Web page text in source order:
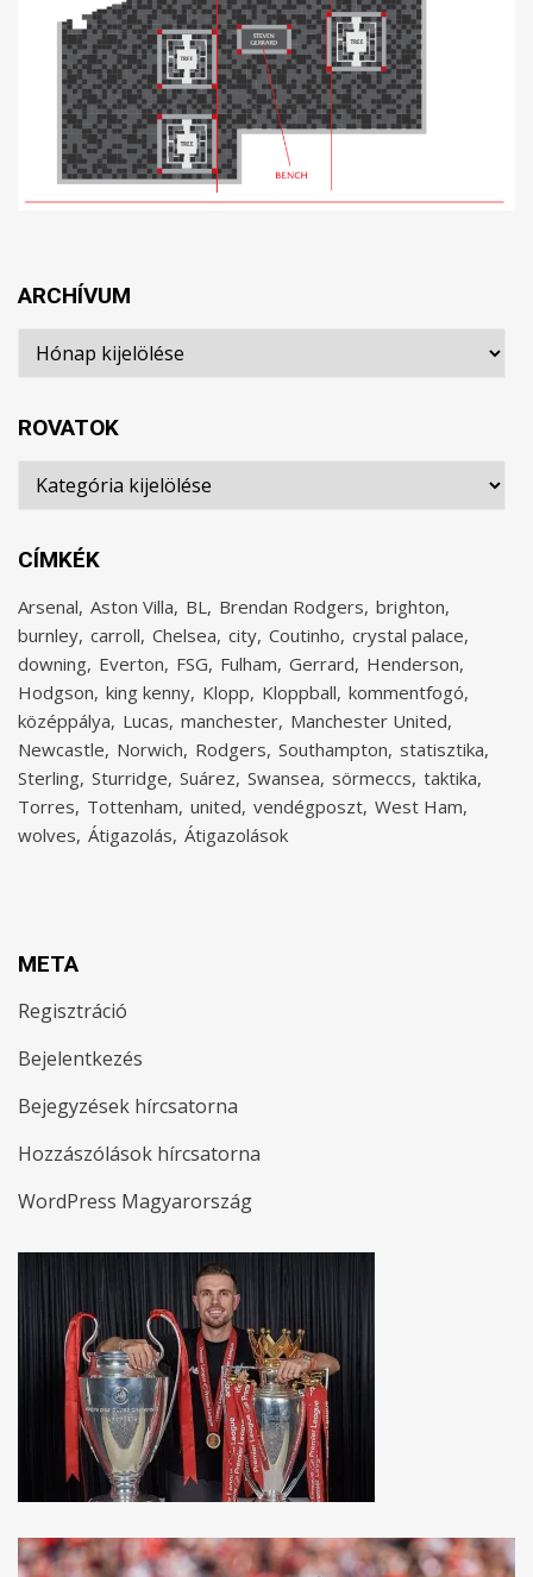
ARCHÍVUM
Archívum
ROVATOK
Rovatok
CÍMKÉK
Arsenal Aston Villa BL Brendan Rodgers brighton
burnley carroll Chelsea city Coutinho crystal palace
downing Everton FSG Fulham Gerrard Henderson
Hodgson king kenny Klopp Kloppball kommentfogó
középpálya Lucas manchester Manchester United
Newcastle Norwich Rodgers Southampton statisztika
Sterling Sturridge Suárez Swansea sörmeccs taktika
Torres Tottenham united vendégposzt West Ham
wolves Átigazolás Átigazolások
META
Regisztráció
Bejelentkezés
Bejegyzések hírcsatorna
Hozzászólások hírcsatorna
WordPress Magyarország